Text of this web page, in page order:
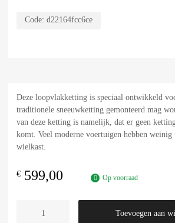
Code: d22164fcc6ce
Deze loopvlakketting is speciaal ontwikkeld
traditionele sneeuwketting gemonteerd mag
van deze ketting is namelijk, dat er geen
komt. Veel moderne voertuigen hebben
wielkast.
€ 599,00 Op voorraad
Toevoegen aan